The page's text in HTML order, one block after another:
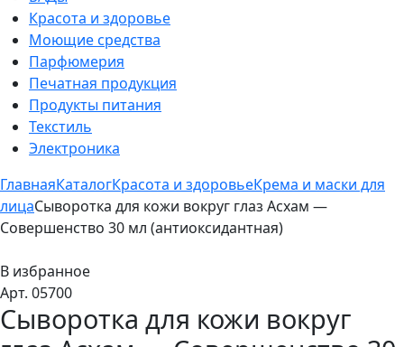
Красота и здоровье
Моющие средства
Парфюмерия
Печатная продукция
Продукты питания
Текстиль
Электроника
ГлавнаяКаталогКрасота и здоровьеКрема и маски для
лицаСыворотка для кожи вокруг глаз Асхам —
Совершенство 30 мл (антиоксидантная)
В избранное
Арт. 05700
Сыворотка для кожи вокруг